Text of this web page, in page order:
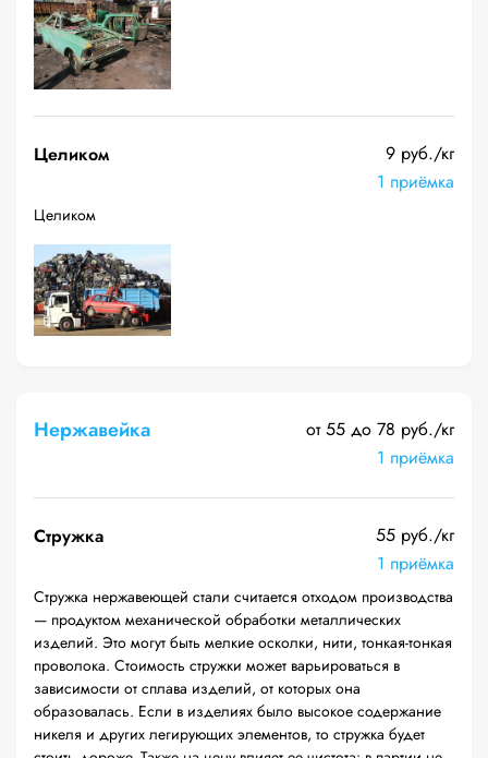
Целиком
9 руб./кг
1 приёмка
Целиком
Нержавейка
от 55 до 78 руб./кг
1 приёмка
Стружка
55 руб./кг
1 приёмка
Стружка нержавеющей стали считается отходом производства
— продуктом механической обработки металлических
изделий. Это могут быть мелкие осколки, нити, тонкая-тонкая
проволока. Стоимость стружки может варьироваться в
зависимости от сплава изделий, от которых она
образовалась. Если в изделиях было высокое содержание
никеля и других легирующих элементов, то стружка будет